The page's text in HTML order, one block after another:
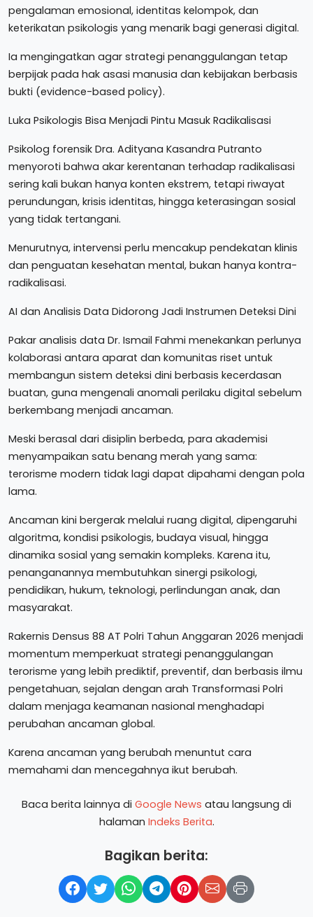
pengalaman emosional, identitas kelompok, dan
keterikatan psikologis yang menarik bagi generasi digital.
Ia mengingatkan agar strategi penanggulangan tetap
berpijak pada hak asasi manusia dan kebijakan berbasis
bukti (evidence-based policy).
Luka Psikologis Bisa Menjadi Pintu Masuk Radikalisasi
Psikolog forensik Dra. Adityana Kasandra Putranto
menyoroti bahwa akar kerentanan terhadap radikalisasi
sering kali bukan hanya konten ekstrem, tetapi riwayat
perundungan, krisis identitas, hingga keterasingan sosial
yang tidak tertangani.
Menurutnya, intervensi perlu mencakup pendekatan klinis
dan penguatan kesehatan mental, bukan hanya kontra-
radikalisasi.
AI dan Analisis Data Didorong Jadi Instrumen Deteksi Dini
Pakar analisis data Dr. Ismail Fahmi menekankan perlunya
kolaborasi antara aparat dan komunitas riset untuk
membangun sistem deteksi dini berbasis kecerdasan
buatan, guna mengenali anomali perilaku digital sebelum
berkembang menjadi ancaman.
Meski berasal dari disiplin berbeda, para akademisi
menyampaikan satu benang merah yang sama:
terorisme modern tidak lagi dapat dipahami dengan pola
lama.
Ancaman kini bergerak melalui ruang digital, dipengaruhi
algoritma, kondisi psikologis, budaya visual, hingga
dinamika sosial yang semakin kompleks. Karena itu,
penanganannya membutuhkan sinergi psikologi,
pendidikan, hukum, teknologi, perlindungan anak, dan
masyarakat.
Rakernis Densus 88 AT Polri Tahun Anggaran 2026 menjadi
momentum memperkuat strategi penanggulangan
terorisme yang lebih prediktif, preventif, dan berbasis ilmu
pengetahuan, sejalan dengan arah Transformasi Polri
dalam menjaga keamanan nasional menghadapi
perubahan ancaman global.
Karena ancaman yang berubah menuntut cara
memahami dan mencegahnya ikut berubah.
Baca berita lainnya di Google News atau langsung di
halaman Indeks Berita.
Bagikan berita: